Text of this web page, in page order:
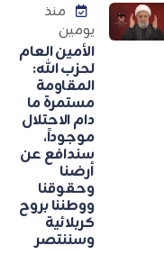
منذ
يومين
الأمين العام
لحزب الله:
المقاومة
مستمرة ما
دام الاحتلال
موجوداً،
سندافع عن
أرضنا
وحقوقنا
ووطننا بروح
كربلائية
وسننتصر